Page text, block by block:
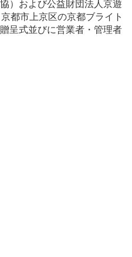
）および公益財団法人京遊
都市上京区の京都ブライト
呈式並びに営業者・管理者